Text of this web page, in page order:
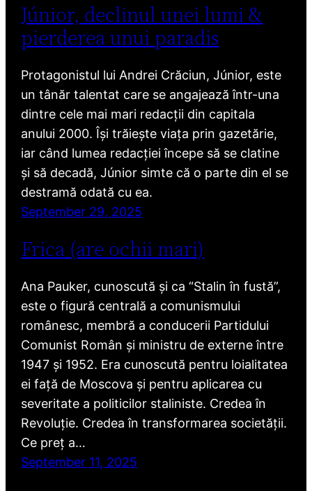
Júnior, declinul unei lumi &
pierderea unui paradis
Protagonistul lui Andrei Crăciun, Júnior, este
un tânăr talentat care se angajează într-una
dintre cele mai mari redacții din capitala
anului 2000. Își trăiește viața prin gazetărie,
iar când lumea redacției începe să se clatine
și să decadă, Júnior simte că o parte din el se
destramă odată cu ea.
September 29, 2025
Frica (are ochii mari)
Ana Pauker, cunoscută și ca “Stalin în fustă”,
este o figură centrală a comunismului
românesc, membră a conducerii Partidului
Comunist Român și ministru de externe între
1947 și 1952. Era cunoscută pentru loialitatea
ei față de Moscova și pentru aplicarea cu
severitate a politicilor staliniste. Credea în
Revoluție. Credea în transformarea societății.
Ce preț a…
September 11, 2025